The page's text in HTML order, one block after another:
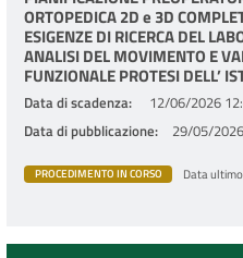
ORTOPEDICA 2D e 3D
ESIGENZE DI RICERCA DEL
ANALISI DEL MOVIMENTO E
FUNZIONALE PROTESI DELL’
Data di scadenza
12/06/2026
Data di pubblicazione
29/05/
PROCEDIMENTO IN CORSO Data